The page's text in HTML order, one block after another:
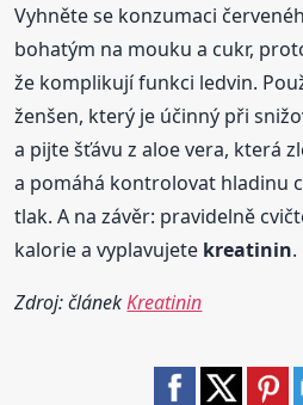
Vyhněte se konzumaci
bohatým na mouku a cukr,
že komplikují funkci ledvin.
ženšen, který je účinný při
a pijte šťávu z aloe vera, která
a pomáhá kontrolovat hladinu
tlak. A na závěr: pravidelně
kalorie a vyplavujete kreatinin.
Zdroj: článekKreatinin